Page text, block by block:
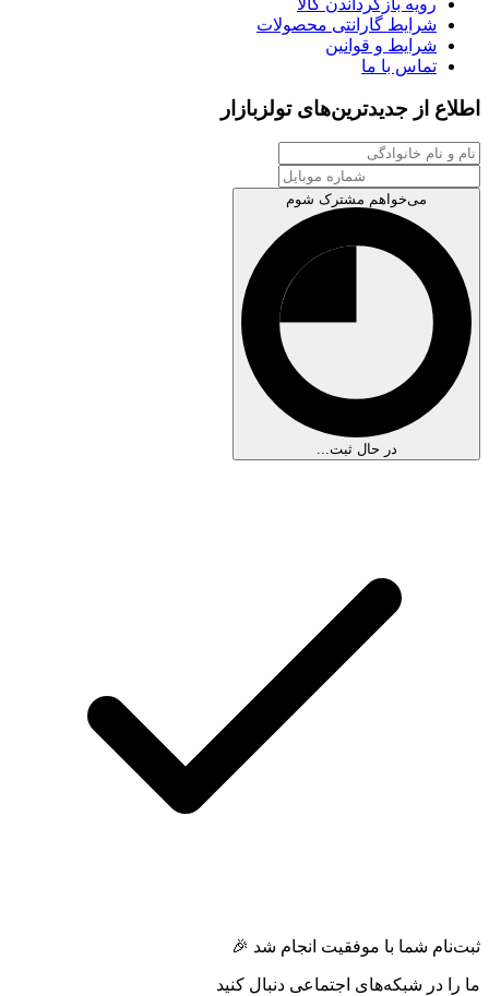
رویه بازگرداندن کالا
شرایط گارانتی محصولات
شرایط و قوانین
تماس با ما
اطلاع از جدیدترین‌های تولزبازار
می‌خواهم مشترک شوم
در حال ثبت...
ثبت‌نام شما با موفقیت انجام شد 🎉
ما را در شبکه‌های اجتماعی دنبال کنید